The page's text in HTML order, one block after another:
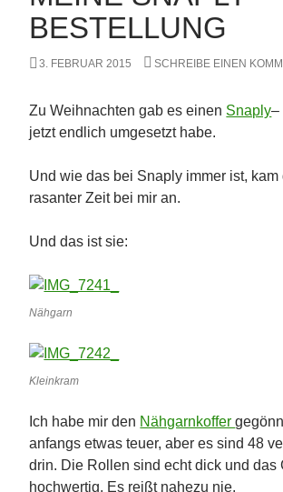
BESTELLUNG
3. FEBRUAR 2015 SCHREIBE EINEN
Zu Weihnachten gab es einen Snaply–
jetzt endlich umgesetzt habe.
Und wie das bei Snaply immer ist,
rasanter Zeit bei mir an.
Und das ist sie:
Nähgarn
Kleinkram
Ich habe mir den Nähgarnkoffer
anfangs etwas teuer, aber es sind 48
drin. Die Rollen sind echt dick und das
hochwertig. Es reißt nahezu nie.